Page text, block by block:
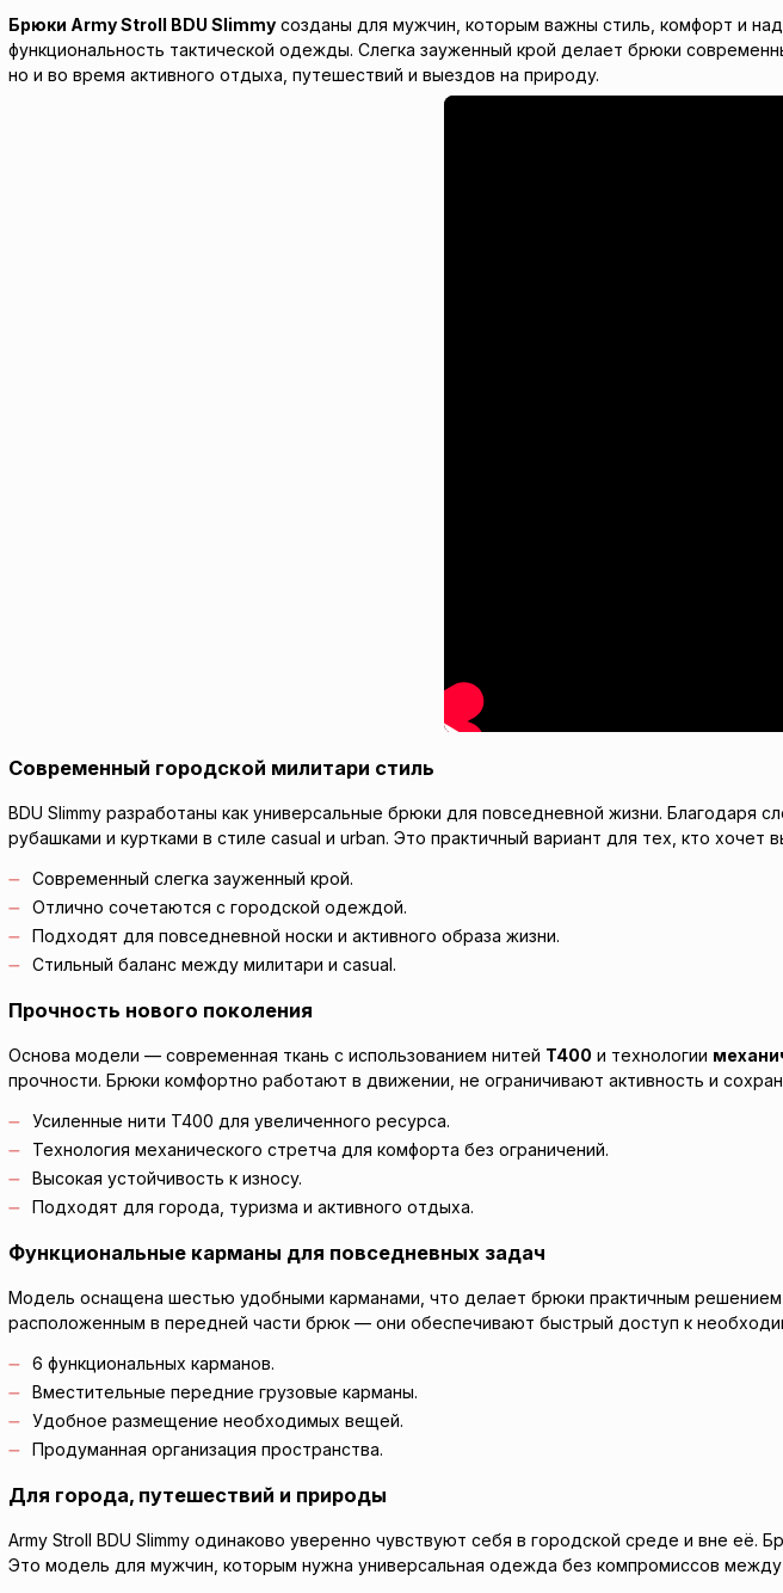
Брюки Army Stroll BDU Slimmy созданы для мужчин, которым важны стиль, комфорт и
функциональность тактической одежды. Слегка зауженный крой делает брюки
но и во время активного отдыха, путешествий и выездов на природу.
Современный городской милитари стиль
BDU Slimmy разработаны как универсальные брюки для повседневной жизни. Благодаря
рубашками и куртками в стиле casual и urban. Это практичный вариант для тех, кто
Современный слегка зауженный крой.
Отлично сочетаются с городской одеждой.
Подходят для повседневной носки и активного образа жизни.
Стильный баланс между милитари и casual.
Прочность нового поколения
Основа модели — современная ткань с использованием нитей T400 и технологии
прочности. Брюки комфортно работают в движении, не ограничивают активность и
Усиленные нити T400 для увеличенного ресурса.
Технология механического стретча для комфорта без ограничений.
Высокая устойчивость к износу.
Подходят для города, туризма и активного отдыха.
Функциональные карманы для повседневных задач
Модель оснащена шестью удобными карманами, что делает брюки практичным
расположенным в передней части брюк — они обеспечивают быстрый доступ к
6 функциональных карманов.
Вместительные передние грузовые карманы.
Удобное размещение необходимых вещей.
Продуманная организация пространства.
Для города, путешествий и природы
Army Stroll BDU Slimmy одинаково уверенно чувствуют себя в городской среде и вне
Это модель для мужчин, которым нужна универсальная одежда без компромиссов